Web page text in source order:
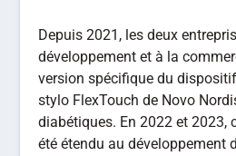
Depuis 2021, les deux
développement et à la
version spécifique du
stylo FlexTouch de Novo
diabétiques. En 2022 et 2023,
été étendu au développement